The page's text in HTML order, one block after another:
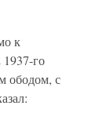
к
го
ободом, с